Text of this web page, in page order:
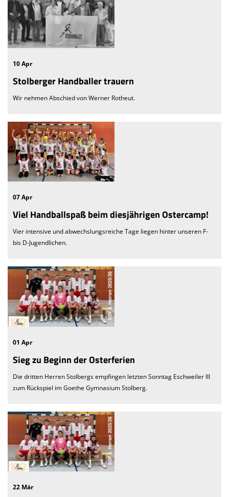
10 Apr
Stolberger Handballer trauern
Wir nehmen Abschied von Werner Rotheut.
07 Apr
Viel Handballspaß beim diesjährigen Ostercamp!
Vier intensive und abwechslungsreiche Tage liegen hinter unseren F-
bis D-Jugendlichen.
01 Apr
Sieg zu Beginn der Osterferien
Die dritten Herren Stolbergs empfingen letzten Sonntag Eschweiler III
zum Rückspiel im Goethe Gymnasium Stolberg.
22 Mär